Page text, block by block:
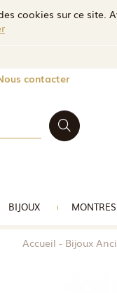
cookies sur ce site.
contacter
BIJOUX MONTRES
Accueil Bijoux